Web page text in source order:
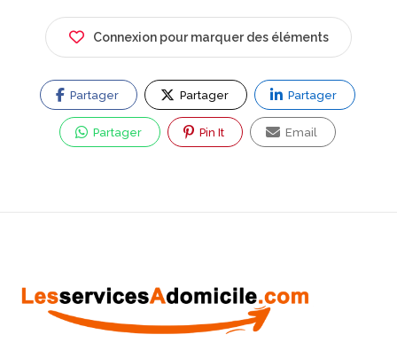
Connexion pour marquer des éléments
Partager Partager Partager
Partager Pin It Email